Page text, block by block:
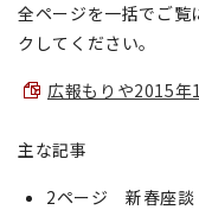
全ページを一括でご覧
クしてください。
広報もりや2015年
主な記事
2ページ 新春座談